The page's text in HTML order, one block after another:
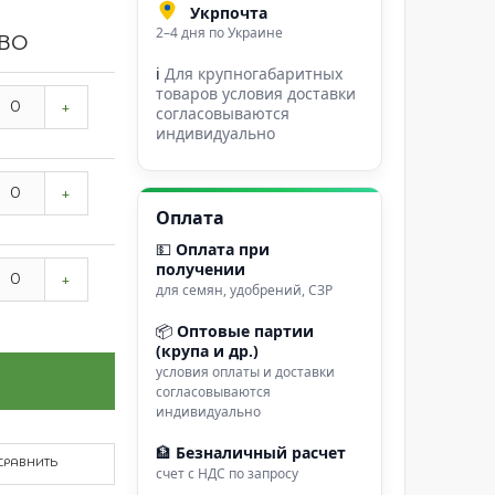
+
+
+
Укрпочта
2–4 дня по Украине
ℹДля крупногабаритных
товаров условия доставки
согласовываются
индивидуально
Оплата
💵Оплата при
получении
для семян, удобрений, СЗР
📦Оптовые партии
(крупа и др.)
условия оплаты и доставки
согласовываются
индивидуально
🏦 Безналичный расчет
счет с НДС по запросу